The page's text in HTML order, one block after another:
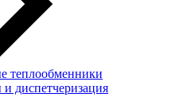
теплообменники
диспетчеризация